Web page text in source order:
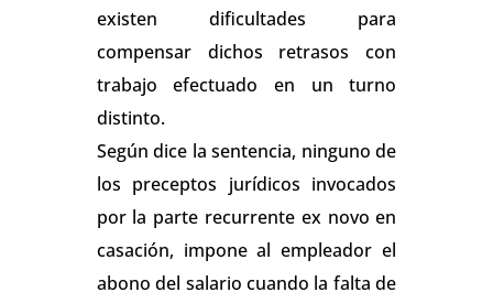
existen dificultades para
compensar dichos retrasos con
trabajo efectuado en un turno
distinto.
Según dice la sentencia, ninguno de
los preceptos jurídicos invocados
por la parte recurrente ex novo en
casación, impone al empleador el
abono del salario cuando la falta de